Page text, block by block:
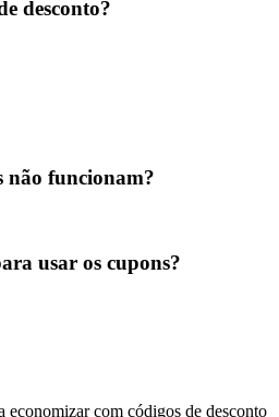
desconto?
não funcionam?
usar os cupons?
com códigos de desconto